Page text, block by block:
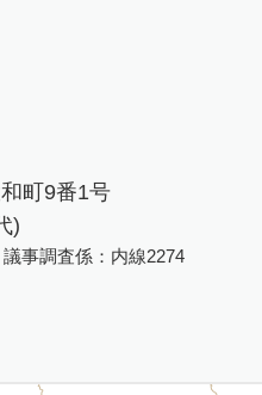
町9番1号
)
事調査係：内線2274